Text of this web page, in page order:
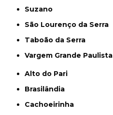
Suzano
São Lourenço da Serra
Taboão da Serra
Vargem Grande Paulista
Alto do Pari
Brasilândia
Cachoeirinha